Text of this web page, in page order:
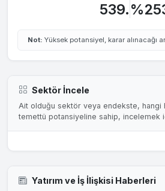
539.
Not: Yüksek potansiyel, karar alınacağı
Sektör İncele
Ait olduğu sektör veya endekste, hangi
temettü potansiyeline sahip, incelemek
Yatırım ve İş İlişkisi Haberleri